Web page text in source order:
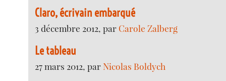
Claro, écrivain embarqué
3 décembre 2012, par Carole Zalberg
Le tableau
27 mars 2012, parNicolas Boldych